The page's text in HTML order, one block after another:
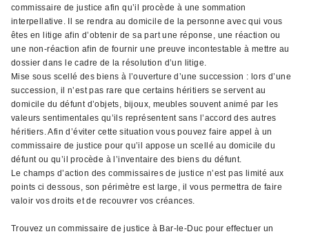
commissaire de justice afin qu’il procède à une sommation
interpellative. Il se rendra au domicile de la personne avec qui vous
êtes en litige afin d’obtenir de sa part une réponse, une réaction ou
une non-réaction afin de fournir une preuve incontestable à mettre au
dossier dans le cadre de la résolution d’un litige.
Mise sous scellé des biens à l’ouverture d’une succession : lors d’une
succession, il n’est pas rare que certains héritiers se servent au
domicile du défunt d’objets, bijoux, meubles souvent animé par les
valeurs sentimentales qu’ils représentent sans l’accord des autres
héritiers. Afin d’éviter cette situation vous pouvez faire appel à un
commissaire de justice pour qu’il appose un scellé au domicile du
défunt ou qu’il procède à l’inventaire des biens du défunt.
Le champs d’action des commissaires de justice n’est pas limité aux
points ci dessous, son périmètre est large, il vous permettra de faire
valoir vos droits et de recouvrer vos créances.
Trouvez un commissaire de justice à Bar-le-Duc pour effectuer un